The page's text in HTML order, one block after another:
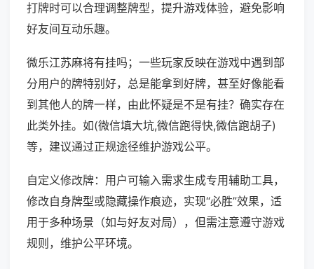
打牌时可以合理调整牌型，提升游戏体验，避免影响
好友间互动乐趣。
微乐江苏麻将有挂吗；一些玩家反映在游戏中遇到部
分用户的牌特别好，总是能拿到好牌，甚至好像能看
到其他人的牌一样，由此怀疑是不是有挂？确实存在
此类外挂。如(微信填大坑,微信跑得快,微信跑胡子)
等，建议通过正规途径维护游戏公平。
自定义修改牌：用户可输入需求生成专用辅助工具，
修改自身牌型或隐藏操作痕迹，实现“必胜”效果，适
用于多种场景（如与好友对局），但需注意遵守游戏
规则，维护公平环境。